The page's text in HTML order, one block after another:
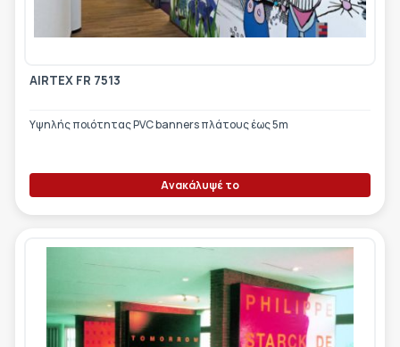
ΕΡΓΑΛΕΊΑ - ΑΞΕΣΟΥΆΡ
ΕΤΙΚΈΤΑ - ΕΎΚΑΜΠΤΗ ΣΥΣΚΕΥΑΣΊΑ
AIRTEX FR 7513
Υψηλής ποιότητας PVC banners πλάτους έως 5m
Ανακάλυψέ το